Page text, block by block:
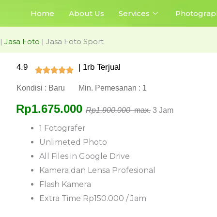
Home About Us Services
| Jasa Foto | Jasa Foto Sport
4.9 | 1rb Terjual
Kondisi : Baru Min. Pemesanan : 1
Rp1.675.000 Rp1.900.000max. 3 Jam
1 Fotografer
Unlimeted Photo
All Files in Google Drive
Kamera dan Lensa Profesional
Flash Kamera
Extra Time Rp150.000 / Jam